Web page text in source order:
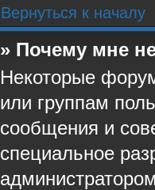
Вернуться к началу
» Почему мне
Некоторые
или группам
сообщения и
специальное